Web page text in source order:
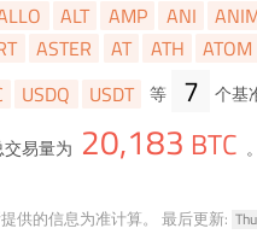
ALT AMP ANI
ASTER AT ATH ATOM
USDQ USDT 等 7 个基
易量为 20,183 BTC 。
供的信息为准计算。 最后更新: